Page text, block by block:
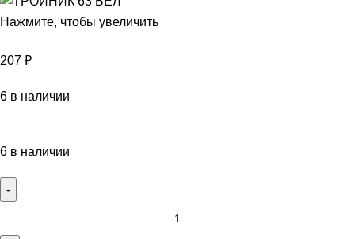
Нажмите, чтобы увеличить
207 ₽
6 в наличии
6 в наличии